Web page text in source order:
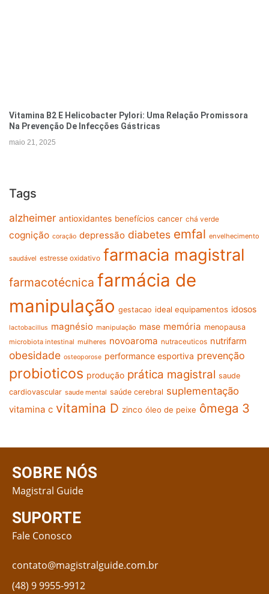
Vitamina B2 E Helicobacter Pylori: Uma Relação Promissora
Na Prevenção De Infecções Gástricas
maio 21, 2025
Tags
alzheimer antioxidantes benefícios cancer chá verde
cognição coração depressão diabetes emfal envelhecimento
saudável estresse oxidativo farmacia magistral
farmacotécnica farmácia de
manipulação gestacao ideal equipamentos idosos
lactobacillus magnésio manipulação mase memória menopausa
microbiota intestinal mulheres novoaroma nutraceuticos nutrifarm
obesidade osteoporose performance esportiva prevenção
probioticos produção prática magistral saude
cardiovascular saude mental saúde cerebral suplementação
vitamina c vitamina D zinco óleo de peixe ômega 3
SOBRE NÓS
Magistral Guide
SUPORTE
Fale Conosco
contato@magistralguide.com.br
(48) 9 9955-9912